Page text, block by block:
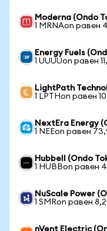
Moderna (Ondo
1 MRNAon равен
Energy Fuels
1 UUUUon равен
LightPath
1 LPTHon равен
NextEra Energy
1 NEEon равен
Hubbell (Ondo
1 HUBBon равен
NuScale Power
1 SMRon равен
nVent Electric